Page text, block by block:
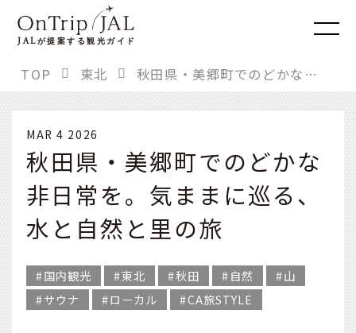
JALが提案する観光ガイド
TOP 東北 秋田県・美郷町でのどかな非日常を。気ままに巡る、水と自然と里の旅
MAR 4 2026
秋田県・美郷町でのどかな
非日常を。気ままに巡る、
水と自然と里の旅
国内観光 東北 秋田 自然
山
サウナ
ローカル CA旅STYLE